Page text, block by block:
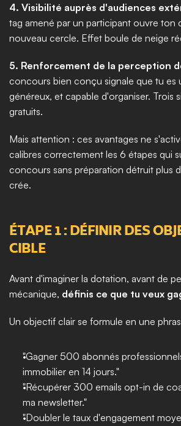
4. Visibilité auprès d'audiences
tag amené par un participant ouvre ton
nouveau cercle. Effet boule de neige
5. Renforcement de la perception
concours bien conçu signale que tu es
généreux, et capable d'organiser. Trois
gratuits.
Mais attention : ces avantages ne
calibres correctement les 6 étapes qui
concours sans préparation détruit plus
crée.
ÉTAPE 1 : DÉFINIR DES
CIBLE
Avant d'imaginer la dotation, avant de
mécanique, définis ce que tu veux
Un objectif clair se formule en une
"Gagner 500 abonnés
immobilier en 14 jours."
"Récupérer 300 emails opt-in de
ma newsletter."
"Doubler le taux d'engagement